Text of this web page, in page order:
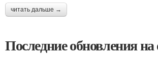
читать дальше →
Последние обновления на